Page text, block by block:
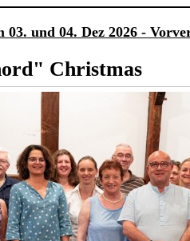
03. und 04. Dez 2026 -
Christmas